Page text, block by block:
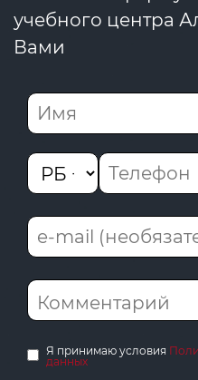
учебного центра
Вами
Я принимаю условия
данных